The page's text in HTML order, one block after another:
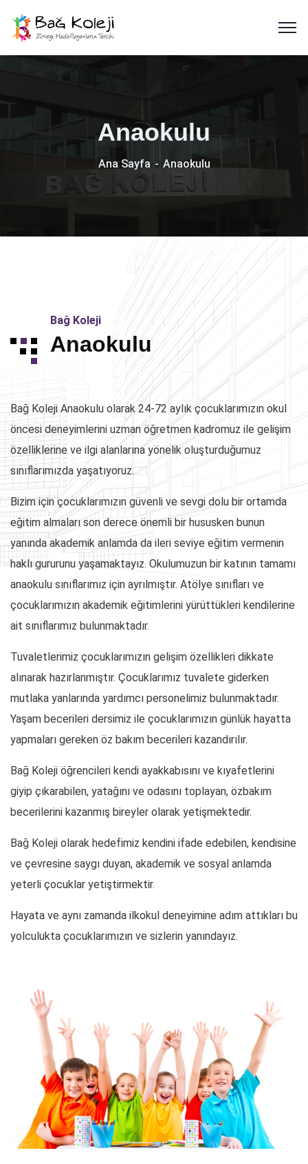
Anaokulu
Ana Sayfa Anaokulu
Bağ Koleji
Anaokulu
Bağ Koleji Anaokulu olarak 24-72 aylık çocuklarımızın okul
öncesi deneyimlerini uzman öğretmen kadromuz ile gelişim
özelliklerine ve ilgi alanlarına yönelik oluşturduğumuz
sınıflarımızda yaşatıyoruz.
Bizim için çocuklarımızın güvenli ve sevgi dolu bir ortamda
eğitim almaları son derece önemli bir hususken bunun
yanında akademik anlamda da ileri seviye eğitim vermenin
haklı gururunu yaşamaktayız. Okulumuzun bir katının tamamı
anaokulu sınıflarımız için ayrılmıştır. Atölye sınıfları ve
çocuklarımızın akademik eğitimlerini yürüttükleri kendilerine
ait sınıflarımız bulunmaktadır.
Tuvaletlerimiz çocuklarımızın gelişim özellikleri dikkate
alınarak hazırlanmıştır. Çocuklarımız tuvalete giderken
mutlaka yanlarında yardımcı personelimiz bulunmaktadır.
Yaşam becerileri dersimiz ile çocuklarımızın günlük hayatta
yapmaları gereken öz bakım becerileri kazandırılır.
Bağ Koleji öğrencileri kendi ayakkabısını ve kıyafetlerini
giyip çıkarabilen, yatağını ve odasını toplayan, özbakım
becerilerini kazanmış bireyler olarak yetişmektedir.
Bağ Koleji olarak hedefimiz kendini ifade edebilen, kendisine
ve çevresine saygı duyan, akademik ve sosyal anlamda
yeterli çocuklar yetiştirmektir.
Hayata ve aynı zamanda ilkokul deneyimine adım attıkları bu
yolculukta çocuklarımızın ve sizlerin yanındayız.